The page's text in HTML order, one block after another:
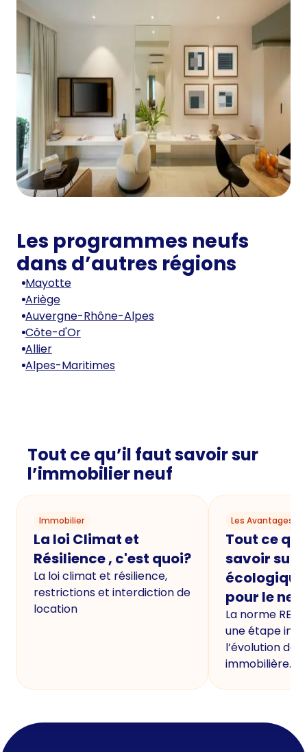
Les programmes neufs
dans d’autres régions
Mayotte
Ariège
Auvergne-Rhône-Alpes
Côte-d'Or
Allier
Alpes-Maritimes
Tout ce qu’il faut savoir sur
l’immobilier neuf
Immobilier
La loi Climat et
Résilience , c'est quoi?
La loi climat et résilience,
restrictions et interdiction de
location
Les Avantages
Tout ce
savoir sur
écologique
pour le
La norme
une étape
l’évolution de
immobilière.